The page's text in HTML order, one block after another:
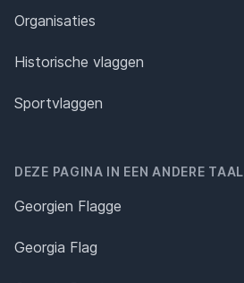
Organisaties
Historische vlaggen
Sportvlaggen
DEZE PAGINA IN EEN ANDERE TAAL
Georgien Flagge
Georgia Flag